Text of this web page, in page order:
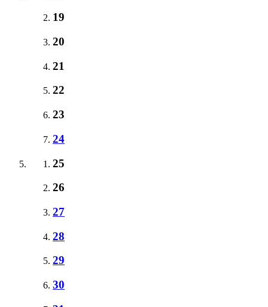
19
20
21
22
23
24
25
26
27
28
29
30